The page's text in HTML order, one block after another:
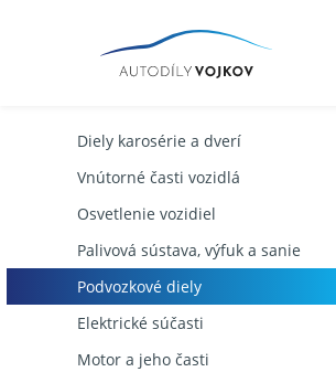
Diely karosérie a dverí
Vnútorné časti vozidlá
Osvetlenie vozidiel
Palivová sústava, výfuk a sanie
Podvozkové diely
Elektrické súčasti
Motor a jeho časti